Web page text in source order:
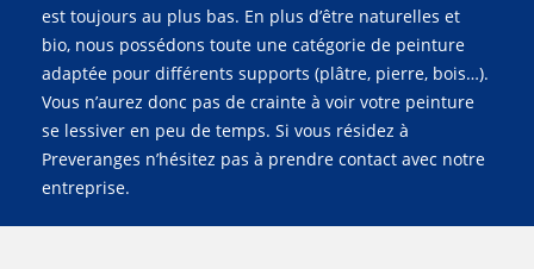
est toujours au plus bas. En plus d’être naturelles et
bio, nous possédons toute une catégorie de peinture
adaptée pour différents supports (plâtre, pierre, bois…).
Vous n’aurez donc pas de crainte à voir votre peinture
se lessiver en peu de temps. Si vous résidez à
Preveranges n’hésitez pas à prendre contact avec notre
entreprise.